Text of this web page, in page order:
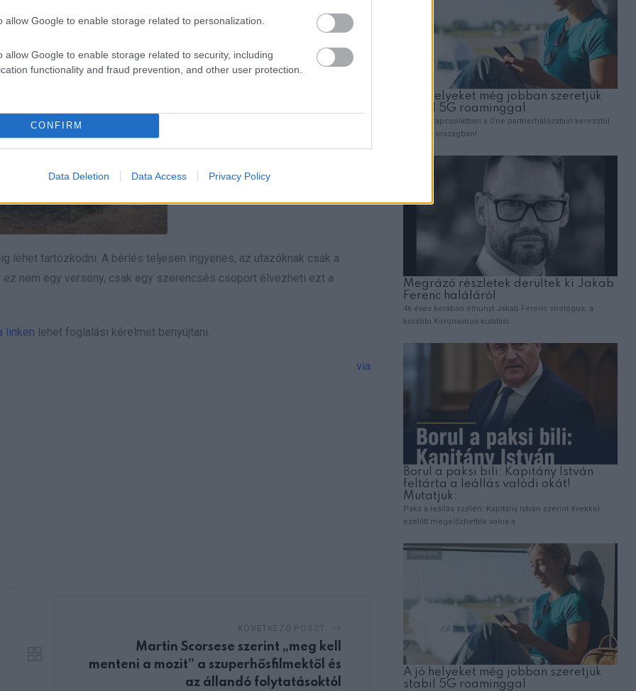
allow Google to enable storage related to personalization.
allow Google to enable storage related to security, including
functionality and fraud prevention, and other user protection.
CONFIRM
Data Deletion Data Access Privacy Policy
lehet tartózkodni. A bérlés teljesen ingyenes, az utazóknak csak a
nem egy verseny, csak egy szerencsés csoport élvezheti ezt a
linken lehet foglalási kérelmet benyújtani.
via
Martin Scorsese szerint „meg kell
menteni a mozit” a szuperhősfilmektől és
az állandó folytatásoktól